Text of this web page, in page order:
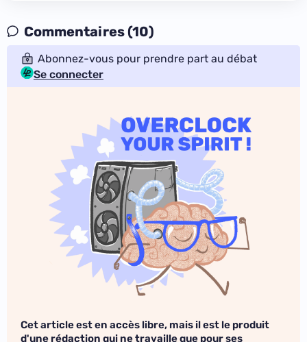
Commentaires (10)
Abonnez-vous pour prendre part au débat
Se connecter
Cet article est en accès libre, mais il est le produit
d'une rédaction qui ne travaille que pour ses